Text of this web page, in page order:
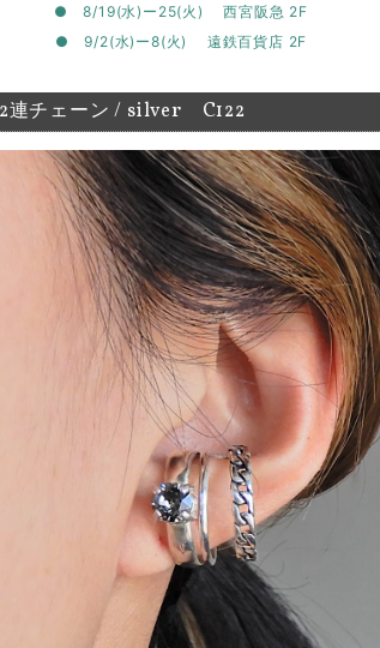
● 8/19(水)ー25(火) 西宮阪急 2F
● 9/2(水)ー8(火) 遠鉄百貨店 2F
連チェーン / silver C122